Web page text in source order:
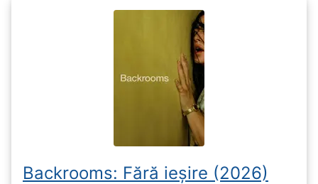
Backrooms: Fără ieșire (2026)